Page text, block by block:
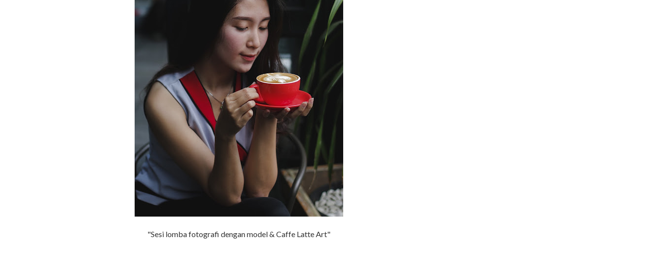
"Sesi lomba fotografi dengan model & Caffe Latte Art"